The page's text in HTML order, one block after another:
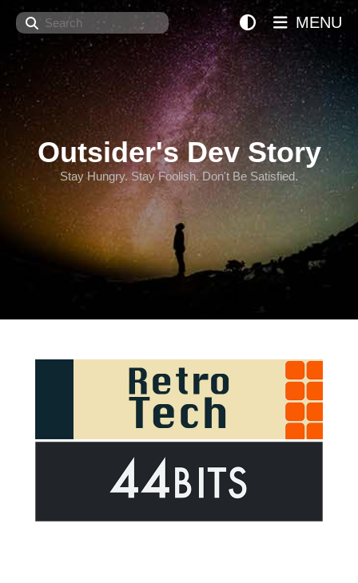
Search
Outsider's Dev Story
Stay Hungry. Stay Foolish. Don't Be Satisfied.
MENU